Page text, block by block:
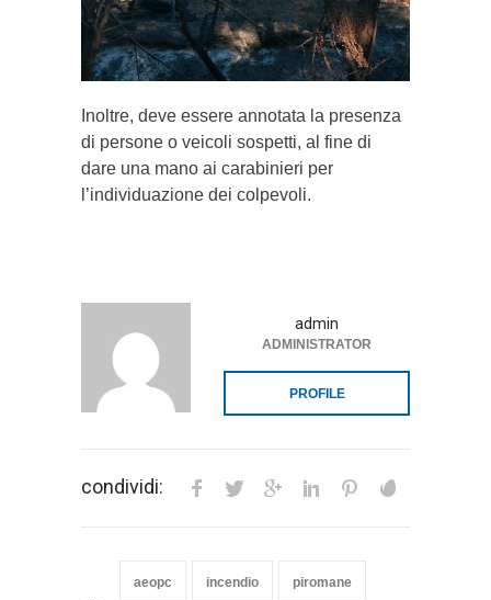
Inoltre, deve essere annotata la presenza
di persone o veicoli sospetti, al fine di
dare una mano ai carabinieri per
l’individuazione dei colpevoli.
admin
ADMINISTRATOR
PROFILE
condividi:
aeopc incendio piromane